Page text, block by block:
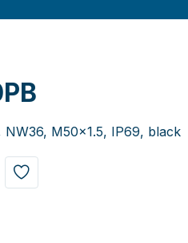
NW36, M50x1.5, IP69, black